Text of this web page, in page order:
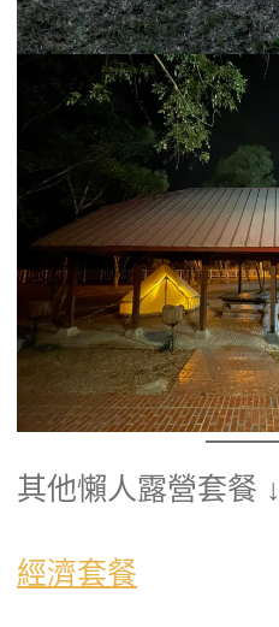
其他懶人露營套餐 ↓
經濟套餐